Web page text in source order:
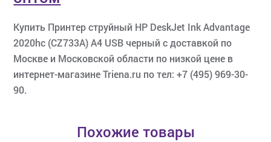
Купить Принтер струйный HP DeskJet Ink Advantage
2020hc (CZ733A) A4 USB черный с доставкой по
Москве и Московской области по низкой цене в
интернет-магазине Triena.ru по тел: +7 (495) 969-30-
90.
Похожие товары